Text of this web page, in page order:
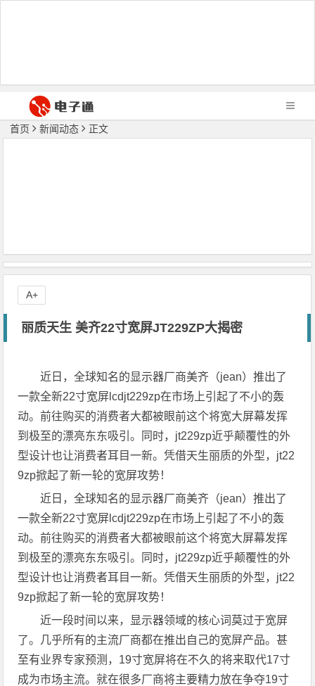
首页 新闻动态 正文
丽质天生 美齐22寸宽屏JT229ZP大揭密
近日，全球知名的显示器厂商美齐（jean）推出了
一款全新22寸宽屏lcdjt229zp在市场上引起了不小的轰
动。前往购买的消费者大都被眼前这个将宽大屏幕发挥
到极至的漂亮东东吸引。同时，jt229zp近乎颠覆性的外
型设计也让消费者耳目一新。凭借天生丽质的外型，jt22
9zp掀起了新一轮的宽屏攻势！
近日，全球知名的显示器厂商美齐（jean）推出了
一款全新22寸宽屏lcdjt229zp在市场上引起了不小的轰
动。前往购买的消费者大都被眼前这个将宽大屏幕发挥
到极至的漂亮东东吸引。同时，jt229zp近乎颠覆性的外
型设计也让消费者耳目一新。凭借天生丽质的外型，jt22
9zp掀起了新一轮的宽屏攻势！
近一段时间以来，显示器领域的核心词莫过于宽屏
了。几乎所有的主流厂商都在推出自己的宽屏产品。甚
至有业界专家预测，19寸宽屏将在不久的将来取代17寸
成为市场主流。就在很多厂商将主要精力放在争夺19寸
A+